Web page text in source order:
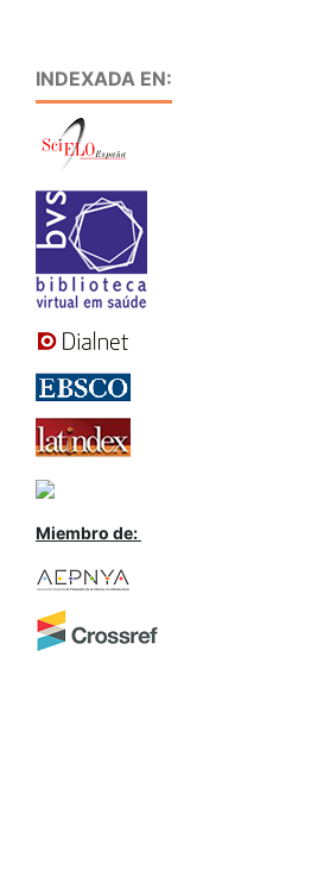
INDEXADA EN:
Miembro de: